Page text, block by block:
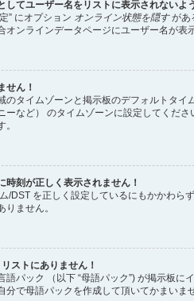
してユーザー名をリストに表示されないよ
” にオプション オンライン状態を隠すがあ
オンラインデータページにユーザー名が
せん！
のタイムゾーンと掲示板のデフォルトタ
ーなど） のタイムゾーンに設定してくだ
時刻が正しく表示されません！
/DST を正しく設定しているにもかかわ
ません。
ストにありません！
語パック （以下 “母語パック”) が掲示板
分で母語パックを作成して頂いてかまいま